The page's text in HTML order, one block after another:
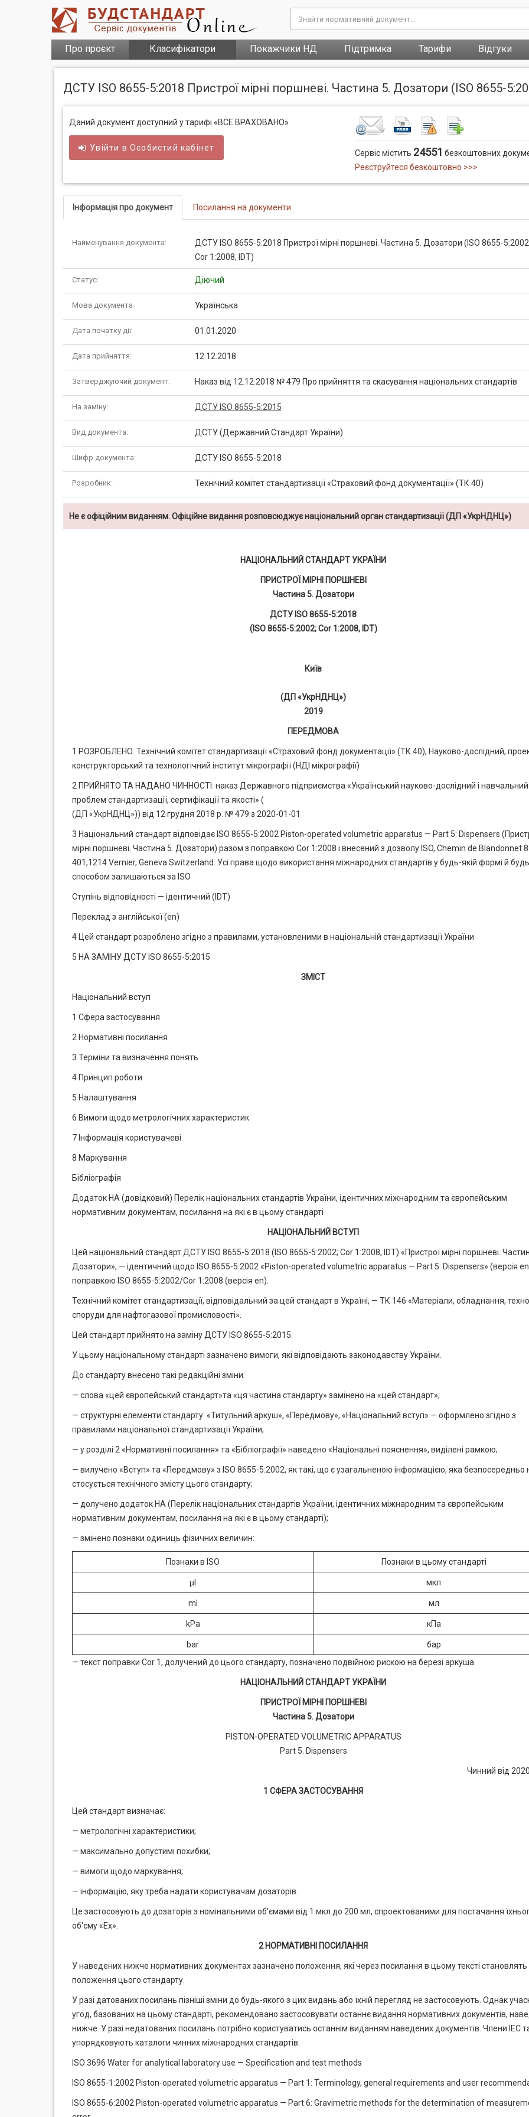
Про проєкт Класифікатори Покажчики НД Підтримка Тарифи Відгуки
ДСТУ ISO 8655-5:2018 Пристрої мірні поршневі. Частина 5. Дозатори (ISO 8655-
Даний документ доступний у тарифі «ВСЕ ВРАХОВАНО»
Увійти вОсобистий кабінет
Сервіс містить 24551 безкоштовних
Реєструйтеся безкоштовно >>>
Інформація про документ Посилання на документи
Найменування документа:
ДСТУ ISO 8655-5:2018 Пристрої мірні поршневі. Частина 5. Дозатори (ISO 8655-
Cor 1:2008, IDT)
Статус: Діючий
Мова документа Українська
Дата початку дії: 01.01.2020
Дата прийняття: 12.12.2018
Затверджуючий документ: Наказ від 12.12.2018 № 479 Про прийняття та скасування національних стандартів
На заміну: ДСТУ ISO 8655-5:2015
Вид документа: ДСТУ (Державний Стандарт України)
Шифр документа: ДСТУ ISO 8655-5:2018
Розробник: Технічний комітет стандартизації «Страховий фонд документації» (ТК 40)
Не є офіційним виданням. Офіційне видання розповсюджує національний орган стандартизації (ДП «УкрНДНЦ»)
НАЦІОНАЛЬНИЙ СТАНДАРТ УКРАЇНИ
ПРИСТРОЇ МІРНІ ПОРШНЕВІ
Частина 5. Дозатори
ДСТУ ISO 8655-5:2018
(ISO 8655-5:2002; Cor 1:2008, IDT)
Київ
(ДП «УкрНДНЦ»)
2019
ПЕРЕДМОВА
1 РОЗРОБЛЕНО: Технічний комітет стандартизації «Страховий фонд документації» (ТК 40), Науково-дослідний,
конструкторський та технологічний інститут мікрографії (НДІ мікрографії)
2 ПРИЙНЯТО ТА НАДАНО ЧИННОСТІ: наказ Державного підприємства «Український науково-дослідний і
проблем стандартизації, сертифікації та якості» (
(ДП «УкрНДНЦ»)) від 12 грудня 2018 р. № 479 з 2020-01-01
3 Національний стандарт відповідає ISO 8655-5:2002 Piston-operated volumetric apparatus — Part 5: Dispensers
мірні поршневі. Частина 5. Дозатори) разом з поправкою Cor 1:2008 і внесений з дозволу ISO, Chemin de Blandonnet
401,1214 Vernier, Geneva Switzerland. Усі права щодо використання міжнародних стандартів у будь-якій формі й
способом залишаються за ISO
Ступінь відповідності — ідентичний (IDT)
Переклад з англійської (en)
4 Цей стандарт розроблено згідно з правилами, установленими в національній стандартизації України
5 НА ЗАМІНУ ДСТУ ISO 8655-5:2015
ЗМІСТ
Національний вступ
1 Сфера застосування
2 Нормативні посилання
3 Терміни та визначення понять
4 Принцип роботи
5 Налаштування
6 Вимоги щодо метрологічних характеристик
7 Інформація користувачеві
8 Маркування
Бібліографія
Додаток НА (довідковий) Перелік національних стандартів України, ідентичних міжнародним та європейським
нормативним документам, посилання на які є в цьому стандарті
НАЦІОНАЛЬНИЙ ВСТУП
Цей національний стандарт ДСТУ ISO 8655-5:2018 (ISO 8655-5:2002; Cor 1:2008, IDT) «Пристрої мірні поршневі.
Дозатори», — ідентичний щодо ISO 8655-5:2002 «Piston-operated volumetric apparatus — Part 5: Dispensers» (версія
поправкою ISO 8655-5:2002/Cor 1:2008 (версія en).
Технічний комітет стандартизації, відповідальний за цей стандарт в Україні, — ТК 146 «Матеріали, обладнання,
споруди для нафтогазової промисловості».
Цей стандарт прийнято на заміну ДСТУ ISO 8655-5:2015.
У цьому національному стандарті зазначено вимоги, які відповідають законодавству України.
До стандарту внесено такі редакційні зміни:
— слова «цей європейський стандарт»та «ця частина стандарту» замінено на «цей стандарт»;
— структурні елементи стандарту: «Титульний аркуш», «Передмову», «Національний вступ» — оформлено згідно з
правилами національної стандартизації України;
— у розділі 2 «Нормативні посилання» та «Бібліографії» наведено «Національні пояснення», виділені рамкою;
— вилучено «Вступ» та «Передмову» з ISO 8655-5:2002, як такі, що є узагальненою інформацією, яка безпосередньо
стосується технічного змісту цього стандарту;
— долучено додаток НА (Перелік національних стандартів України, ідентичних міжнародним та європейським
нормативним документам, посилання на які є в цьому стандарті);
— змінено познаки одиниць фізичних величин:
Познаки в ISO Познаки в цьому стандарті
µ мкл
ml мл
kPa кПа
bar
бар
— текст поправки Cor 1, долучений до цього стандарту, позначено подвійною рискою на березі аркуша.
НАЦІОНАЛЬНИЙ СТАНДАРТ УКРАЇНИ
ПРИСТРОЇ МІРНІ ПОРШНЕВІ
Частина 5. Дозатори
PISTON-OPERATED VOLUMETRIC APPARATUS
Part 5. Dispensers
Чинний від
1 СФЕРА ЗАСТОСУВАННЯ
Цей стандарт визначає:
— метрологічні характеристики;
— максимально допустимі похибки;
— вимоги щодо маркування;
— інформацію, яку треба надати користувачам дозаторів.
Це застосовують до дозаторів з номінальними об'ємами від 1 мкл до 200 мл, спроектованими для постачання
об'єму «Ех».
2 НОРМАТИВНІ ПОСИЛАННЯ
У наведених нижче нормативних документах зазначено положення, які через посилання в цьому тексті становлять
положення цього стандарту.
У разі датованих посилань пізніші зміни до будь-якого з цих видань або їхній перегляд не застосовують. Однак
угод, базованих на цьому стандарті, рекомендовано застосовувати останнє видання нормативних документів,
нижче. У разі недатованих посилань потрібно користуватись останнім виданням наведених документів. Члени ІЕС
упорядковують каталоги чинних міжнародних стандартів.
ISO 3696 Water for analytical laboratory use — Specification and test methods
ISO 8655-1:2002 Piston-operated volumetric apparatus — Part 1: Terminology, general requirements and user
ISO 8655-6:2002 Piston-operated volumetric apparatus — Part 6: Gravimetric methods for the determination of